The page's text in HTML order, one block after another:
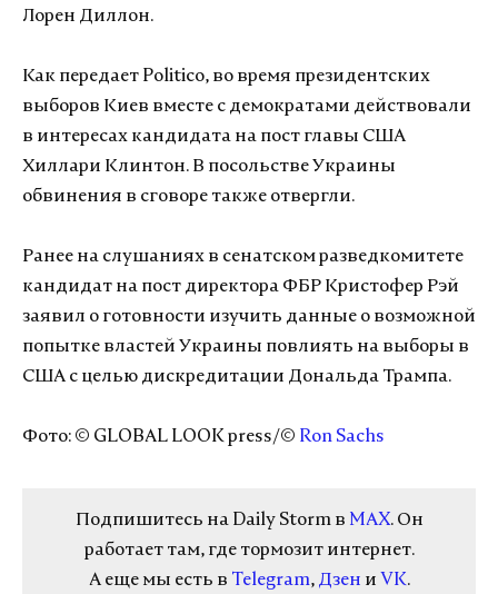
Лорен Диллон.
Как передает Politico, во время президентских
выборов Киев вместе с демократами действовали
в интересах кандидата на пост главы США
Хиллари Клинтон. В посольстве Украины
обвинения в сговоре также отвергли.
Ранее на слушаниях в сенатском разведкомитете
кандидат на пост директора ФБР Кристофер Рэй
заявил о готовности изучить данные о возможной
попытке властей Украины повлиять на выборы в
США с целью дискредитации Дональда Трампа.
Фото: © GLOBAL LOOK press/© Ron Sachs
Подпишитесь на Daily Storm в MAX. Он
работает там, где тормозит интернет.
А еще мы есть в Telegram, Дзен и VK.